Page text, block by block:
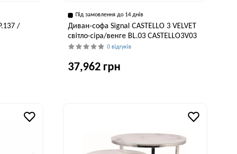
/
81 см
Під замовлення до 14 днів
Диван-софа Signal CASTELLO 3 VELVET
світло-сіра/венге BL.03 CASTELLO3V03
0 відгуків
37,962 грн
78 см